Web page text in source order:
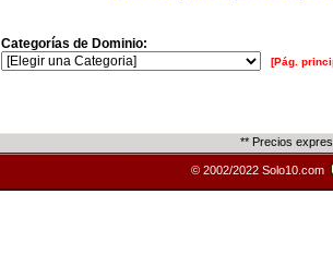
Categorías de Dominio:
[Pág.
** Precios
© 2002/2022 Solo10.com